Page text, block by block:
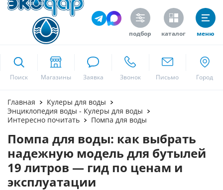
подбор каталог меню
Поиск
Москва
Главная
Кулеры для воды
Энциклопедия воды - Кулеры для воды
Интересно почитать
Помпа для воды
Помпа для воды: как выбрать
надежную модель для бутылей
19 литров — гид по ценам и
эксплуатации